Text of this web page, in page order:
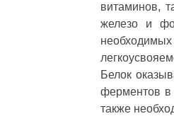
витаминов,
железо и
Белок
ферментов в
также